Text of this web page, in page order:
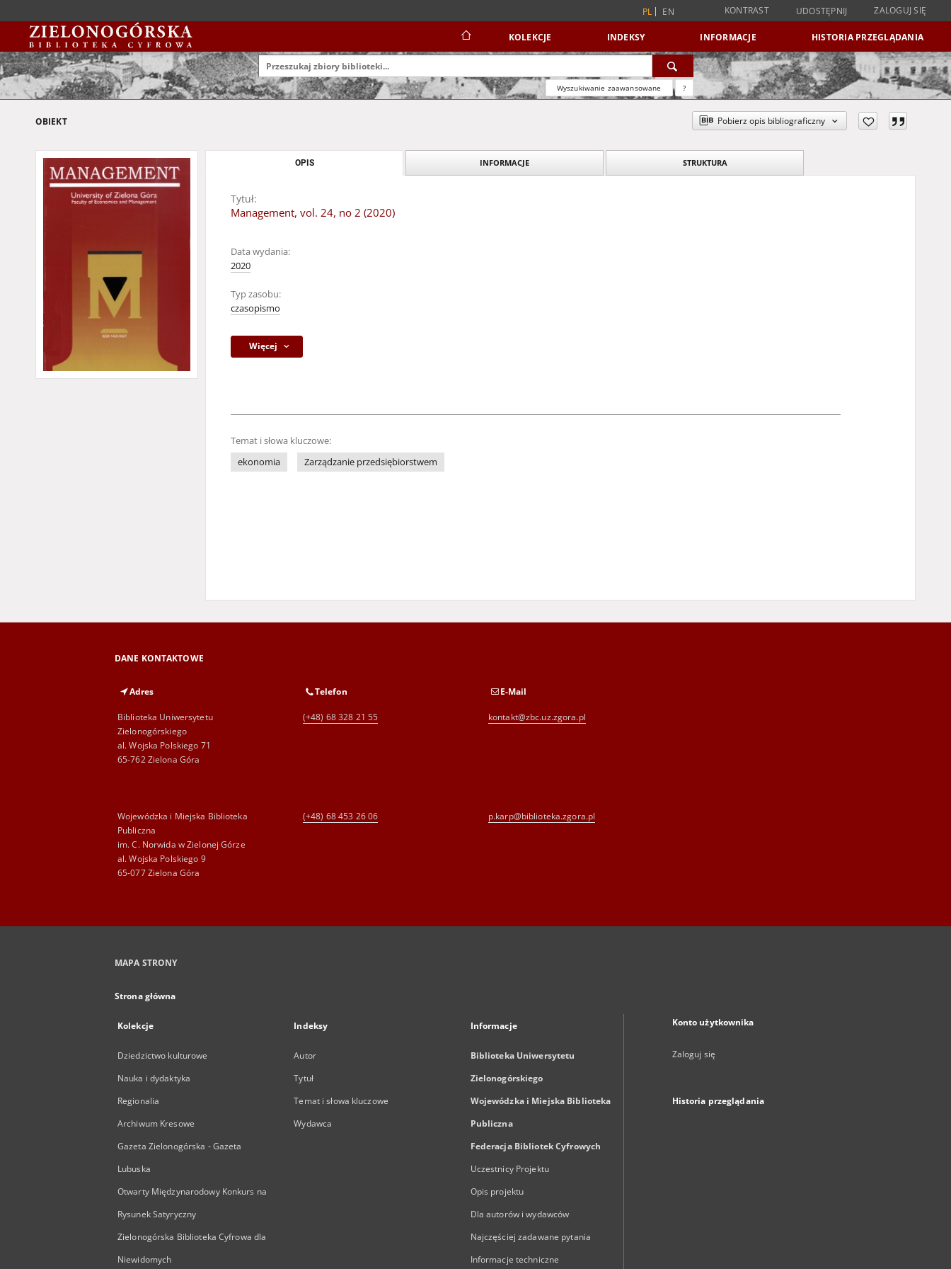
PL EN KONTRAST UDOSTĘPNIJ ZALOGUJ SIĘ
KOLEKCJE INDEKSY INFORMACJE HISTORIA PRZEGLĄDANIA
Wyszukiwanie zaawansowane ?
OBIEKT Pobierz opis bibliograficzny
OPIS INFORMACJE STRUKTURA
Tytuł:
Management, vol. 24, no 2 (2020)
Data wydania:
2020
Typ zasobu:
czasopismo
Więcej
Temat i słowa kluczowe:
ekonomia
Zarządzanie przedsiębiorstwem
DANE KONTAKTOWE
Adres
Biblioteka Uniwersytetu
Zielonogórskiego
al. Wojska Polskiego 71
65-762 Zielona Góra
Telefon
(+48) 68 328 21 55
E-Mail
kontakt@zbc.uz.zgora.pl
Wojewódzka i Miejska Biblioteka
Publiczna
im. C. Norwida w Zielonej Górze
al. Wojska Polskiego 9
65-077 Zielona Góra
(+48) 68 453 26 06 p.karp@biblioteka.zgora.pl
MAPA STRONY
Strona główna
Kolekcje
Dziedzictwo kulturowe
Nauka i dydaktyka
Regionalia
Archiwum Kresowe
Gazeta Zielonogórska - Gazeta
Lubuska
Otwarty Międzynarodowy Konkurs na
Rysunek Satyryczny
Zielonogórska Biblioteka Cyfrowa dla
Niewidomych
Indeksy
Autor
Tytuł
Temat i słowa kluczowe
Wydawca
Informacje
Biblioteka Uniwersytetu
Zielonogórskiego
Wojewódzka i Miejska Biblioteka
Publiczna
Federacja Bibliotek Cyfrowych
Uczestnicy Projektu
Opis projektu
Dla autorów i wydawców
Najczęściej zadawane pytania
Informacje techniczne
Konto użytkownika
Zaloguj się
Historia przeglądania